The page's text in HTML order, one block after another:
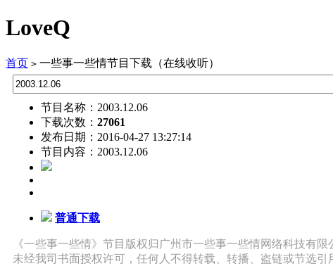
LoveQ
首页 > 一些事一些情节目下载（在线收听）
节目名称：2003.12.06
下载次数： 27061
发布日期：2016-04-27 13:27:14
节目内容：2003.12.06
普通下载
《一些事一些情》节目版权归广州市一些事一些情网络科技有限
未经我司书面授权许可，任何人不得转载、转播、盗链或节选